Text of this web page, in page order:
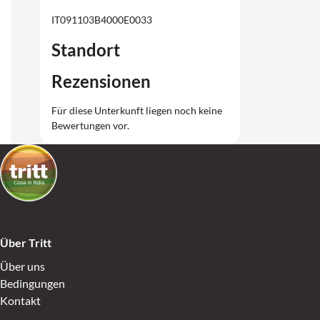
IT091103B4000E0033
Standort
Rezensionen
Für diese Unterkunft liegen noch keine
Bewertungen vor.
Über Tritt
Über uns
Bedingungen
Kontakt